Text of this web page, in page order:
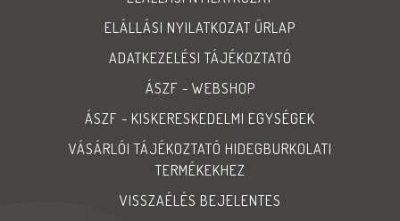
ELÁLLÁSI NYILATKOZAT ŰRLAP
ADATKEZELÉSI TÁJÉKOZTATÓ
ÁSZF - WEBSHOP
ÁSZF - KISKERESKEDELMI EGYSÉGEK
VÁSÁRLÓI TÁJÉKOZTATÓ HIDEGBURKOLATI
TERMÉKEKHEZ
VISSZAÉLÉS BEJELENTES